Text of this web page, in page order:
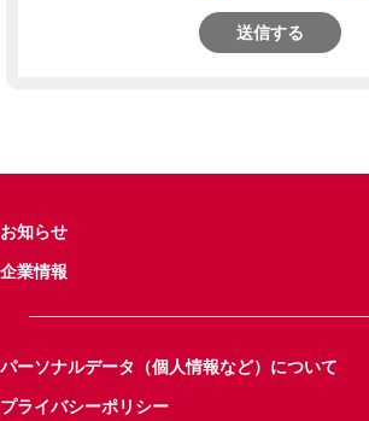
送信する
お知らせ
企業情報
パーソナルデータ（個人情報など）について
プライバシーポリシー